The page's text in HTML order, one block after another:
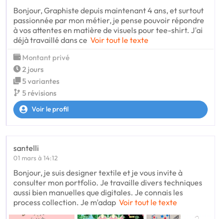
Bonjour, Graphiste depuis maintenant 4 ans, et surtout
passionnée par mon métier, je pense pouvoir répondre
à vos attentes en matière de visuels pour tee-shirt. J'ai
déjà travaillé dans ce Voir tout le texte
Montant privé
2 jours
5 variantes
5 révisions
Voir le profil
santelli
01 mars à 14:12
Bonjour, je suis designer textile et je vous invite à
consulter mon portfolio. Je travaille divers techniques
aussi bien manuelles que digitales. Je connais les
process collection. Je m'adap Voir tout le texte